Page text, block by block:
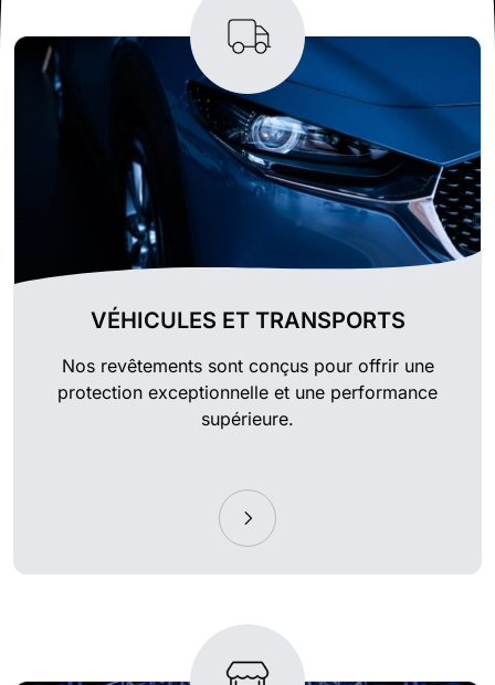
VÉHICULES ET TRANSPORTS
Nos revêtements sont conçus pour offrir une
protection exceptionnelle et une performance
supérieure.